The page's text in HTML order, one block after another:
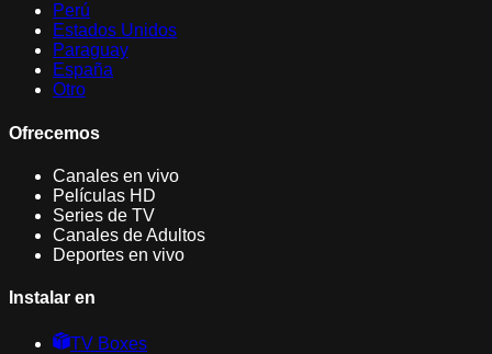
Perú
Estados Unidos
Paraguay
España
Otro
Ofrecemos
Canales en vivo
Películas HD
Series de TV
Canales de Adultos
Deportes en vivo
Instalar en
TV Boxes